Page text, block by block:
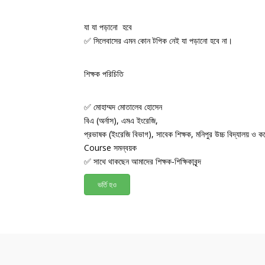
যা যা পড়ানো হবে
✅ সিলেবাসের এমন কোন টপিক নেই যা পড়ানো হবে না।
শিক্ষক পরিচিতি
✅ মোহাম্মদ মোতালেব হোসেন
বিএ (অর্নাস), এমএ ইংরেজি,
প্রভাষক (ইংরেজি বিভাগ), সাবেক শিক্ষক, মনিপুর উচ্চ বিদ্যালয় ও
Course সমন্বয়ক
✅ সাথে থাকছেন আমাদের শিক্ষক-শিক্ষিকাবৃন্দ
ভর্তি হও